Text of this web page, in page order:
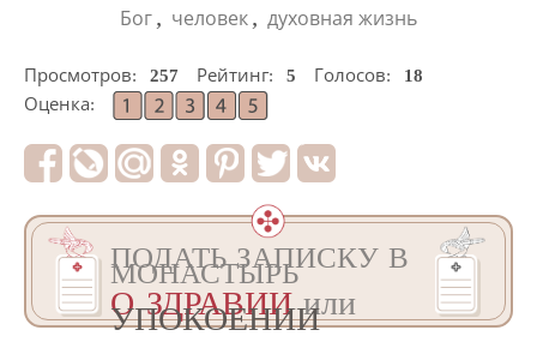
Бог , человек , духовная жизнь
Просмотров: 257 Рейтинг: 5 Голосов:
18
Оценка:
ПОДАТЬ ЗАПИСКУ В
МОНАСТЫРЬ
О ЗДРАВИИили
УПОКОЕНИИ